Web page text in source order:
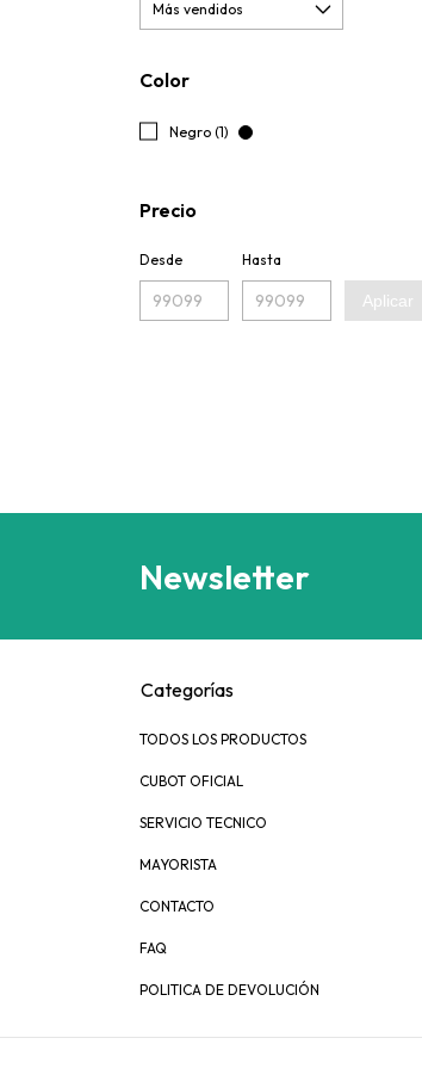
Color
Negro (1)
Precio
Desde Hasta
Aplicar
Newsletter
Categorías
TODOS LOS PRODUCTOS
CUBOT OFICIAL
SERVICIO TECNICO
MAYORISTA
CONTACTO
FAQ
POLITICA DE DEVOLUCIÓN